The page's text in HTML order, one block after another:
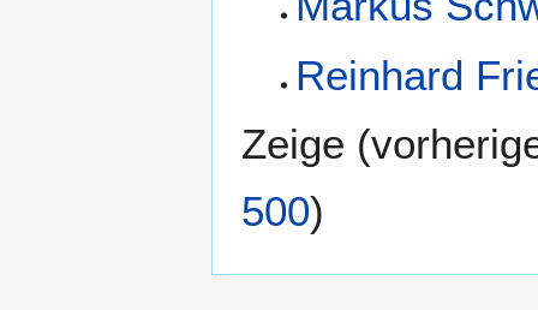
Reinhard
Zeige (
500)